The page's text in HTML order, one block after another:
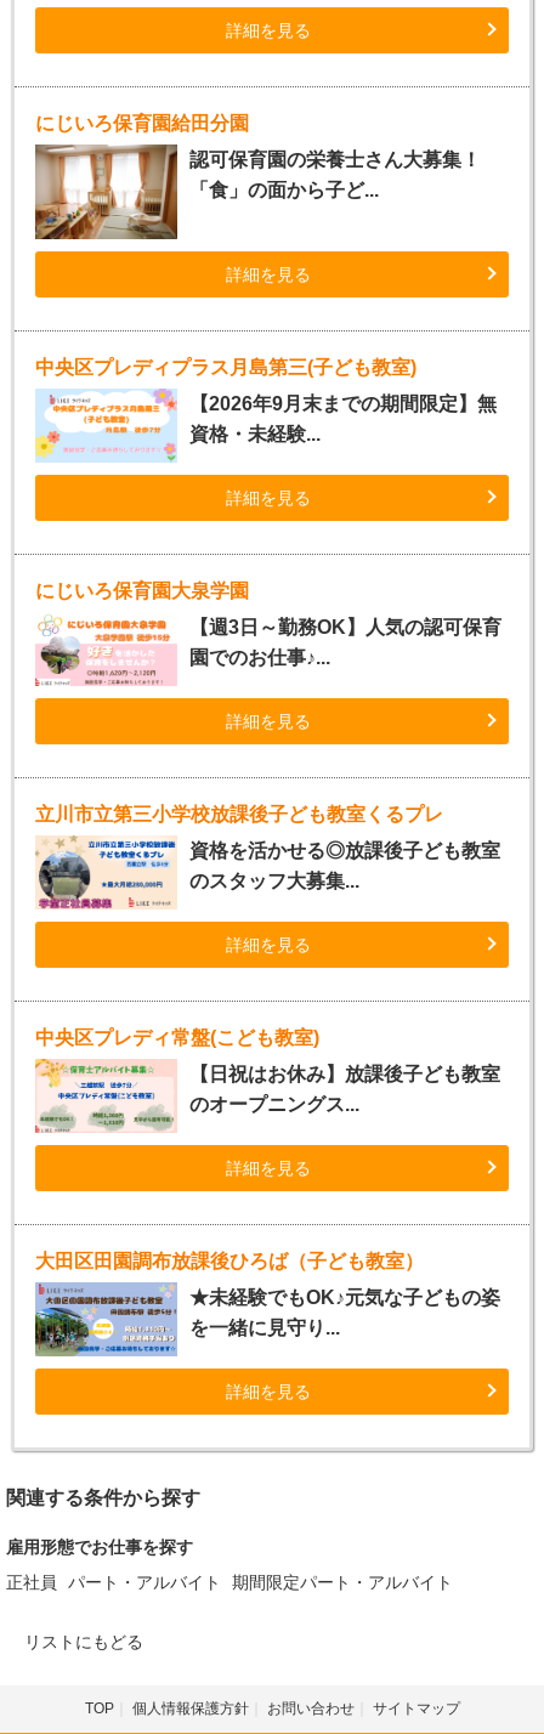
詳細を見る
にじいろ保育園給田分園
認可保育園の栄養士さん大募集！
「食」の面から子ど...
詳細を見る
中央区プレディプラス月島第三(子ども教室)
【2026年9月末までの期間限定】無
資格・未経験...
詳細を見る
にじいろ保育園大泉学園
【週3日～勤務OK】人気の認可保育
園でのお仕事♪...
詳細を見る
立川市立第三小学校放課後子ども教室くるプレ
資格を活かせる◎放課後子ども教室
のスタッフ大募集...
詳細を見る
中央区プレディ常盤(こども教室)
【日祝はお休み】放課後子ども教室
のオープニングス...
詳細を見る
大田区田園調布放課後ひろば（子ども教室）
★未経験でもOK♪元気な子どもの姿
を一緒に見守り...
詳細を見る
関連する条件から探す
雇用形態でお仕事を探す
正社員
パート・アルバイト 期間限定パート・アルバイト
リストにもどる
TOP 個人情報保護方針 お問い合わせ サイトマップ